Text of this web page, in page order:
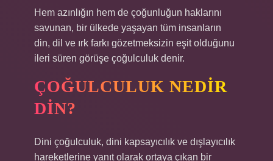
Hem azınlığın hem de çoğunluğun haklarını
savunan, bir ülkede yaşayan tüm insanların
din, dil ve ırk farkı gözetmeksizin eşit olduğunu
ileri süren görüşe çoğulculuk denir.
ÇOĞULCULUK NEDIR
DIN?
Dini çoğulculuk, dini kapsayıcılık ve dışlayıcılık
hareketlerine yanıt olarak ortaya çıkan bir